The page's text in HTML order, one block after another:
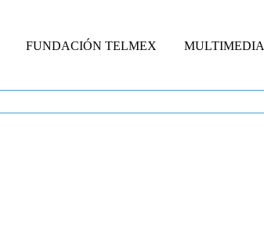
FUNDACIÓN TELMEX MULTIMEDIA